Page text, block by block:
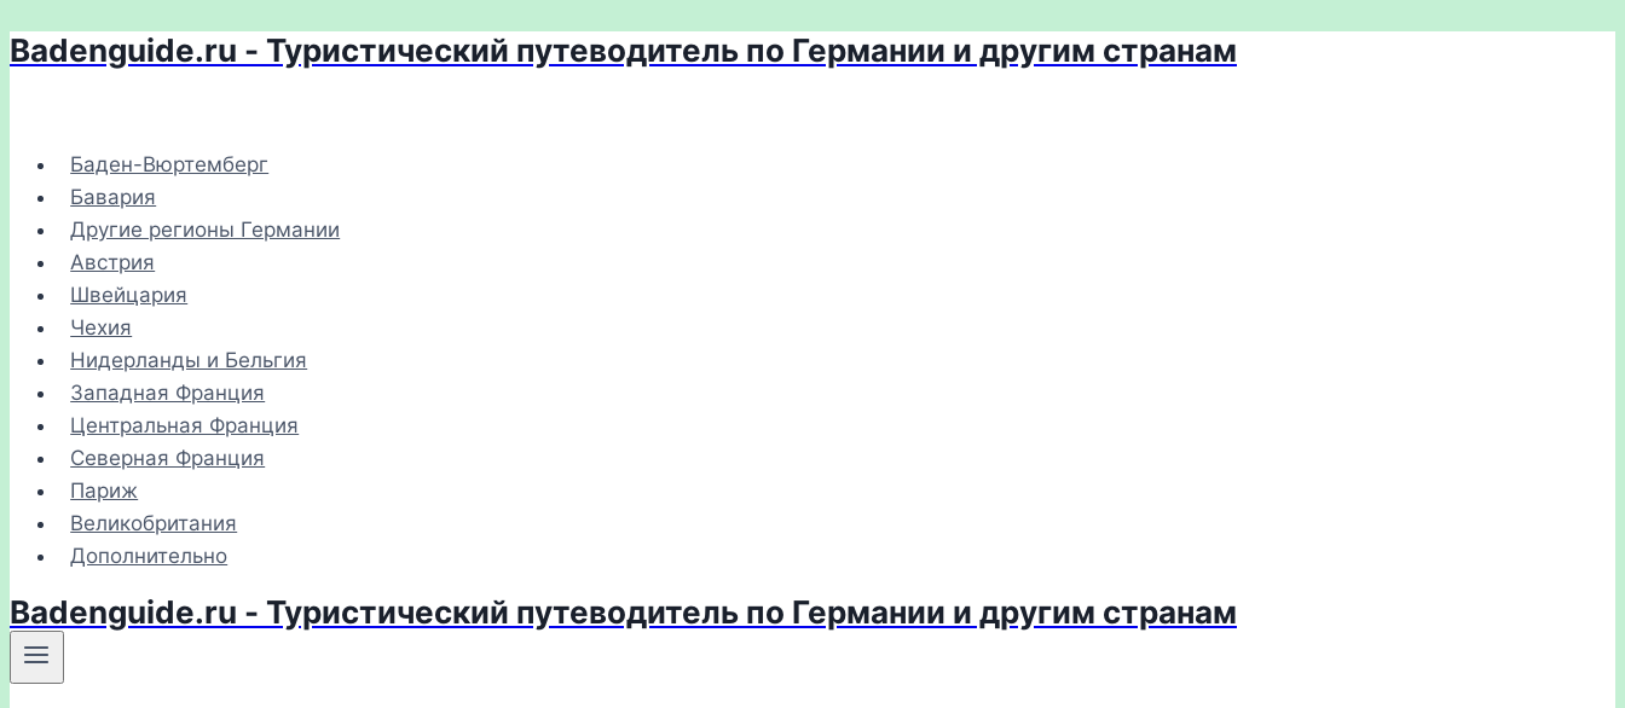
Перейти
Badenguide.ru - Туристический путеводитель по Германии и другим странам
Баден-Вюртемберг
Бавария
Другие регионы Германии
Австрия
Швейцария
Чехия
Нидерланды и Бельгия
Западная Франция
Центральная Франция
Северная Франция
Париж
Великобритания
Дополнительно
Badenguide.ru - Туристический путеводитель по Германии и другим странам